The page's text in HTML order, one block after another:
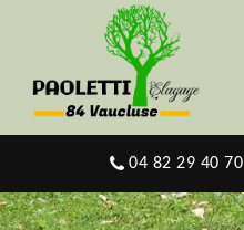
04 82 29 40 70